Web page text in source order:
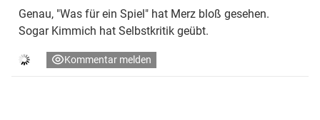
Genau, "Was für ein Spiel" hat Merz bloß gesehen.
Sogar Kimmich hat Selbstkritik geübt.
Kommentar melden